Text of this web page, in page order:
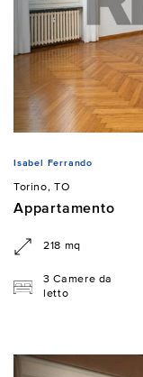
Isabel Ferrando
Torino, TO
Appartamento
218 mq
3 Camere da
letto